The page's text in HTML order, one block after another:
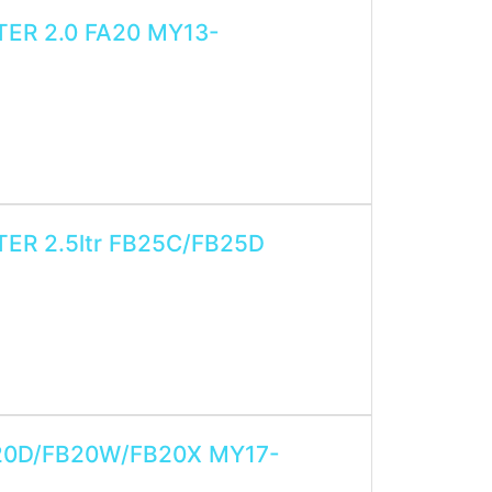
2.0 FA20 MY13-
empfohlen
2.5ltr FB25C/FB25D
LPG-Systems ist ein durchschnittlicher
FB20W/FB20X MY17-